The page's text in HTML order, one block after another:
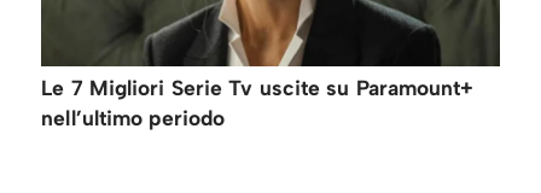
Le 7 Migliori Serie Tv uscite su Paramount+
nell’ultimo periodo